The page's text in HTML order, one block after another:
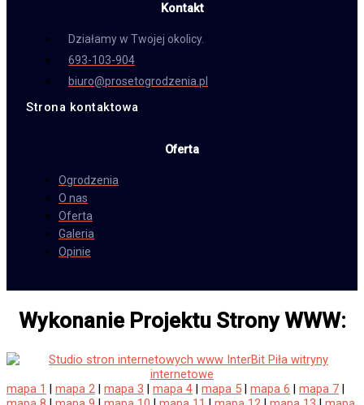
Kontakt
Działamy w Twojej okolicy.
693-103-904
biuro@prosetogrodzenia.pl
Strona kontaktowa
Oferta
Ogrodzenia
O nas
Oferta
Galeria
Opinie
Wykonanie Projektu Strony WWW:
mapa 1 | mapa 2 | mapa 3 | mapa 4 | mapa 5 | mapa 6 | mapa 7 |